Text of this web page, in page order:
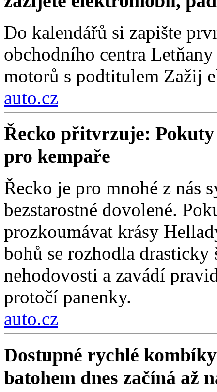
Do kalendářů si zapište
obchodního centra
motorů s podtitulem Zažij
auto.cz
Řecko přitvrzuje: Pokuty
pro kempaře
Řecko je pro mnohé z nás
bezstarostné dovolené.
prozkoumávat krásy
bohů se rozhodla
nehodovosti a zavádí
protočí panenky.
auto.cz
Dostupné rychlé
batohem dnes začíná až